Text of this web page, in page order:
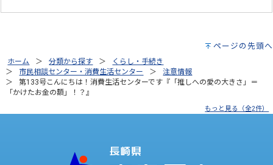
ページの先頭へ
ホーム 分類から探す
くらし・手続き
市民相談センター・消費生活センター
注意情報
第133号こんにちは！消費生活センターです『「推しへの愛の大きさ」＝
「かけたお金の額」！？』
もっと見る（全2件）